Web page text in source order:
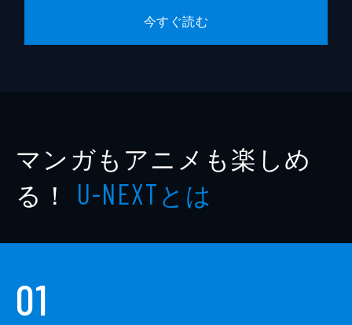
今すぐ読む
マンガもアニメも楽しめ
る！ U-NEXTとは
01